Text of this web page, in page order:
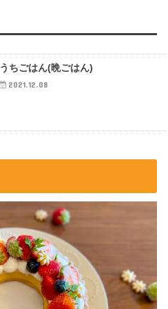
うちごはん(晩ごはん)
2021.12.08